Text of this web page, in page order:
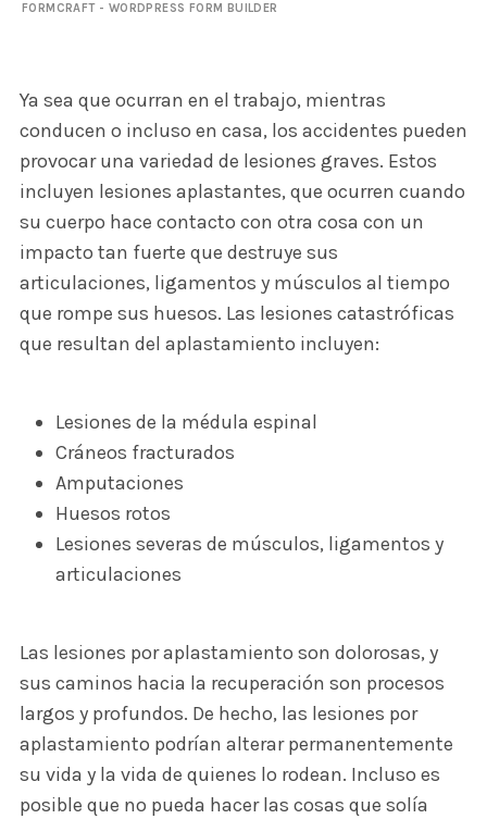
FORMCRAFT - WORDPRESS FORM BUILDER
Ya sea que ocurran en el trabajo, mientras
conducen o incluso en casa, los accidentes pueden
provocar una variedad de lesiones graves. Estos
incluyen lesiones aplastantes, que ocurren cuando
su cuerpo hace contacto con otra cosa con un
impacto tan fuerte que destruye sus
articulaciones, ligamentos y músculos al tiempo
que rompe sus huesos. Las lesiones catastróficas
que resultan del aplastamiento incluyen:
Lesiones de la médula espinal
Cráneos fracturados
Amputaciones
Huesos rotos
Lesiones severas de músculos, ligamentos y
articulaciones
Las lesiones por aplastamiento son dolorosas, y
sus caminos hacia la recuperación son procesos
largos y profundos. De hecho, las lesiones por
aplastamiento podrían alterar permanentemente
su vida y la vida de quienes lo rodean. Incluso es
posible que no pueda hacer las cosas que solía